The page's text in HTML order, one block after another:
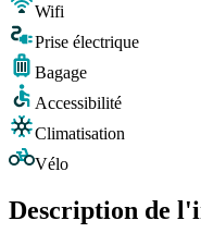
Wifi
Prise électrique
Bagage
Accessibilité
Climatisation
Vélo
Description de